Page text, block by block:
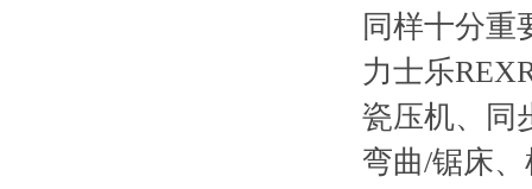
同样十分重
力士乐
瓷压机、同
弯曲/锯床